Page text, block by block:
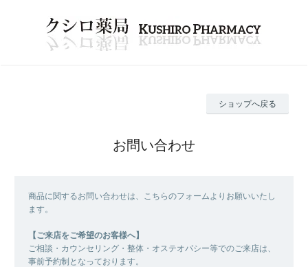
ショップへ戻る
お問い合わせ
商品に関するお問い合わせは、こちらのフォームよりお願いいたし
ます。
【ご来店をご希望のお客様へ】
ご相談・カウンセリング・整体・オステオパシー等でのご来店は、
事前予約制となっております。